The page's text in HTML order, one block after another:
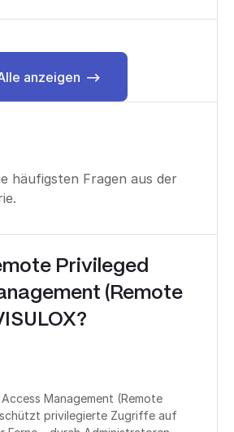
Alle anzeigen
anzeigen
häufigsten Fragen aus der
Privileged
(Remote
Management (Remote
privilegierte Zugriffe auf